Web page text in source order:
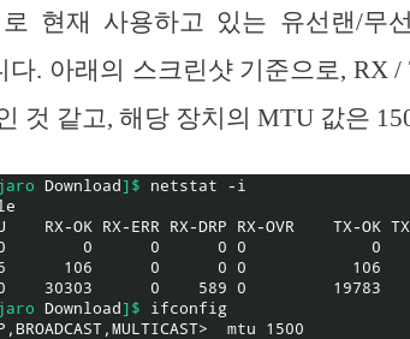
현재 사용하고 있는 유선랜/무
. 아래의 스크린샷 기준으로, RX
것 같고, 해당 장치의 MTU 값은